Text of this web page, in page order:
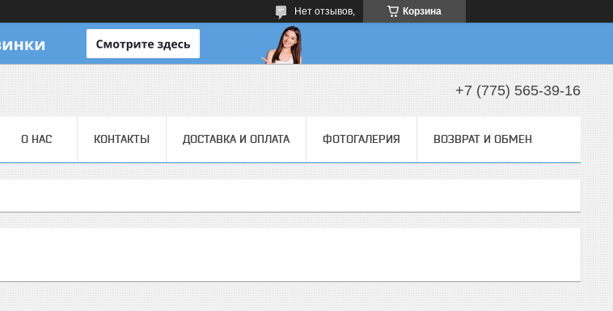
Корзина
Нет отзывов,
+7 (775) 565-39-16
О НАС КОНТАКТЫ ДОСТАВКА И ОПЛАТА ФОТОГАЛЕРИЯ ВОЗВРАТ И ОБМЕН